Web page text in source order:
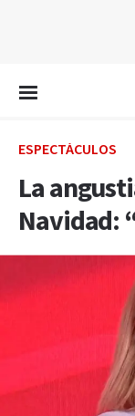
ESPECTÁCULOS
La
Navidad: